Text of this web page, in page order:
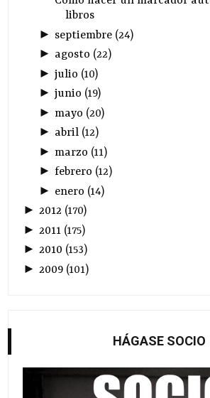
libros
► septiembre(24)
► agosto (22)
► julio (10)
► junio (19)
► mayo (20)
► abril(12)
► marzo (11)
► febrero (12)
► enero (14)
►2012 (170)
► 2011 (175)
►2010 (153)
► 2009 (101)
HÁGASE SOCIO